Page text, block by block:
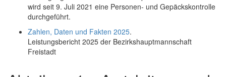
wird seit 9. Juli 2021 eine Personen- und Gepäckskontrolle
durchgeführt.
Zahlen, Daten und Fakten 2025.
Leistungsbericht 2025 der Bezirkshauptmannschaft
Freistadt